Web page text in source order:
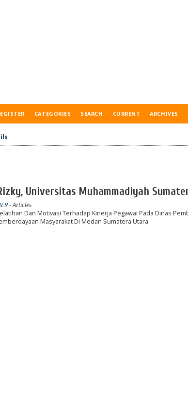
CATEGORIES SEARCH CURRENT ARCHIVES
Universitas Muhammadiyah
- Articles
Dan Motivasi Terhadap Kinerja Pegawai Pada Dinas
Masyarakat Di Medan Sumatera Utara